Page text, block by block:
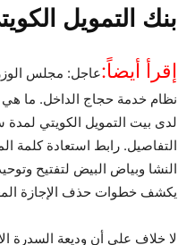
بنك التمويل
إقرأ أيضاً:عاجل: مجلس
نظام خدمة حجاج الداخل. ما هي
لدى بيت التمويل الكويتي لمدة
التفاصيل. رابط استعادة كلمة
النشا وبياض البيض لتفتيح
يكشف خطوات حذف الإجازة
لا خلاف على أن وديعة السدرة